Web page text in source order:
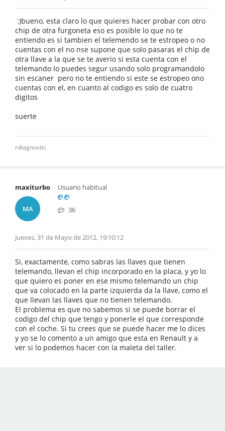
:)bueno, esta claro lo que quieres hacer probar con otro
chip de otra furgoneta eso es posible lo que no te
entiendo es si tambien el telemendo se te estropeo o no
cuentas con el no nse supone que solo pasaras el chip de
otra llave a la que se te averio si esta cuenta con el
telemando lo puedes segur usando solo programandolo
sin escaner pero no te entiendo si este se estropeo ono
cuentas con el, en cuanto al codigo es solo de cuatro
digitos
suerte
rdiagnostic
maxiturbo
MA
Usuario habitual
36
Jueves, 31 de Mayo de 2012, 19:10:12
Si, exactamente, como sabras las llaves que tienen
telemando, llevan el chip incorporado en la placa, y yo lo
que quiero es poner en ese mismo telemando un chip
que va colocado en la parte izquierda da la llave, como el
que llevan las llaves que no tienen telemando.
El problema es que no sabemos si se puede borrar el
codigo del chip que tengo y ponerle el que corresponde
con el coche. Si tu crees que se puede hacer me lo dices
y yo se lo comento a un amigo que esta en Renault y a
ver si lo podemos hacer con la maleta del taller.